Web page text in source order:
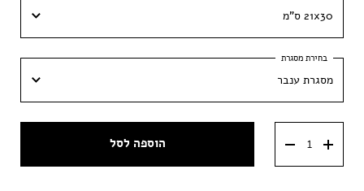
21x30 ס"מ
21x30 ס"מ
30x42 ס״מ
40x60 ס״מ
50x70 ס״מ
מסגרת ענבר
מסגרת וונגה הוספה לסל